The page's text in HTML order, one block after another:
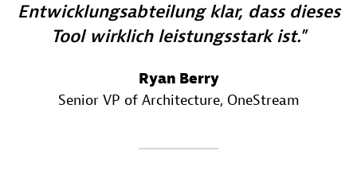
Entwicklungsabteilung klar, dass dieses
Tool wirklich leistungsstark ist.
Ryan Berry
Senior VP of Architecture, OneStream